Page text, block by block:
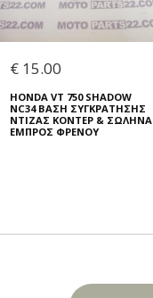
€ 15.00
HONDA VT 750 SHADOW
NC34 ΒΑΣΗ ΣΥΓΚΡΑΤΗΣΗΣ
ΝΤΙΖΑΣ ΚΟΝΤΕΡ & ΣΩΛΗΝΑ
ΕΜΠΡΟΣ ΦΡΕΝΟΥ